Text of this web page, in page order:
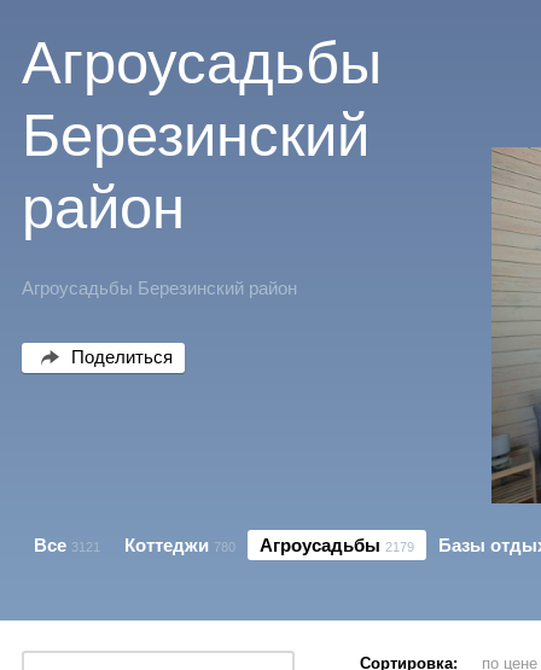
Агроусадьбы
Березинский
район
Агроусадьбы Березинский район
Поделиться
Все 3121 Коттеджи 780 Агроусадьбы 2179 Базы
Сортировка:
по цене